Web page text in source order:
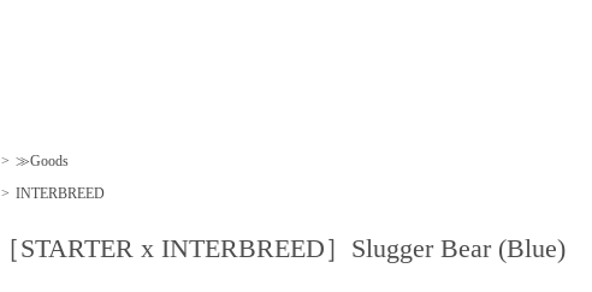
> ≫Goods
> INTERBREED
［STARTER x INTERBREED］Slugger Bear (Blue)